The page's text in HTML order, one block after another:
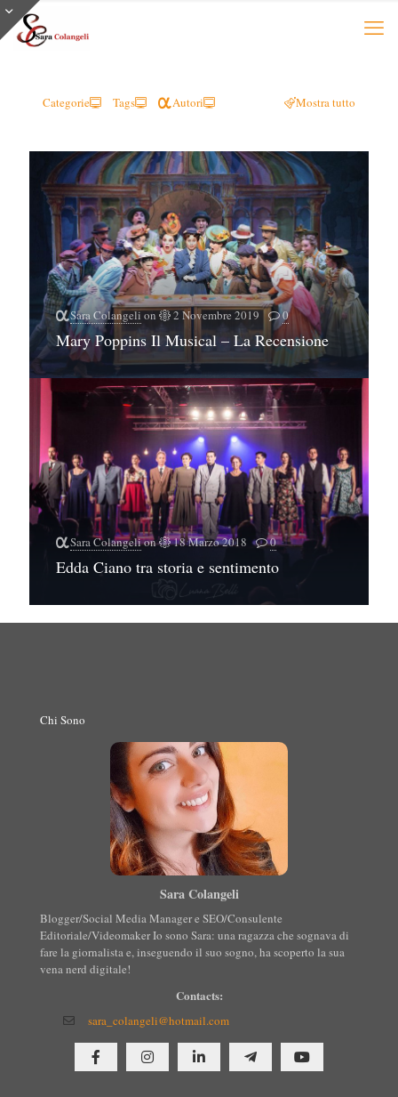
Categorie Tags Autori Mostra tutto
Sara Colangelion 2 Novembre 2019 0
Mary Poppins Il Musical – La Recensione
Sara Colangelion 18 Marzo 2018 0
Edda Ciano tra storia e sentimento
Chi Sono
Sara Colangeli
Blogger/Social Media Manager e SEO/Consulente
Editoriale/Videomaker Io sono Sara: una ragazza che sognava di
fare la giornalista e, inseguendo il suo sogno, ha scoperto la sua
vena nerd digitale!
Contacts:
sara_colangeli@hotmail.com